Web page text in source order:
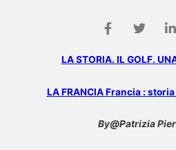
LA STORIA. IL GOLF.
LA FRANCIA Francia :
By@Patrizia